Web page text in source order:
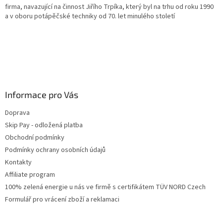
firma, navazující na činnost Jiřího Trpíka, který byl na trhu od roku 1990
a v oboru potápěčské techniky od 70. let minulého století
Informace pro Vás
Doprava
Skip Pay - odložená platba
Obchodní podmínky
Podmínky ochrany osobních údajů
Kontakty
Affiliate program
100% zelená energie u nás ve firmě s certifikátem TÜV NORD Czech
Formulář pro vrácení zboží a reklamaci